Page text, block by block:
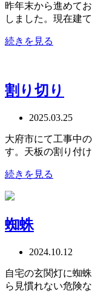
昨年末から進めて
しました。現在建
続きを見る
割り切り
2025.03.25
大府市にて工事中
す。天板の割り付
続きを見る
蜘蛛
2024.10.12
自宅の玄関灯に蜘
ら見慣れない危険